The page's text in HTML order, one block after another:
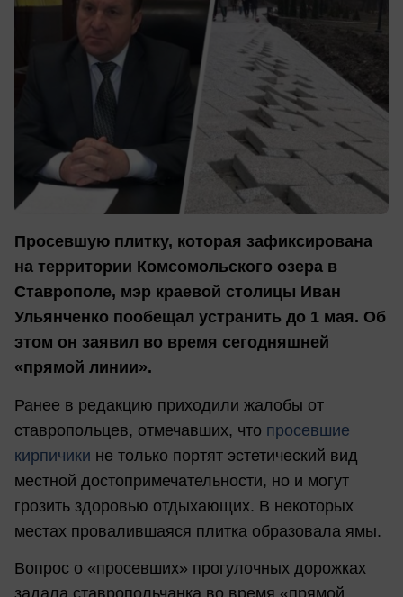
Просевшую плитку, которая зафиксирована
на территории Комсомольского озера в
Ставрополе, мэр краевой столицы Иван
Ульянченко пообещал устранить до 1 мая. Об
этом он заявил во время сегодняшней
«прямой линии».
Ранее в редакцию приходили жалобы от
ставропольцев, отмечавших, что просевшие
кирпичики не только портят эстетический вид
местной достопримечательности, но и могут
грозить здоровью отдыхающих. В некоторых
местах провалившаяся плитка образовала ямы.
Вопрос о «просевших» прогулочных дорожках